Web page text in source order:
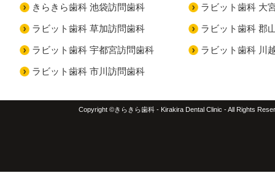
きらきら歯科 池袋訪問歯科 ラビット歯科 大
ラビット歯科 草加訪問歯科 ラビット歯科 郡
ラビット歯科 宇都宮訪問歯科 ラビット歯科 川
ラビット歯科 市川訪問歯科
Copyright ©きらきら歯科 - Kirakira Dental Clinic - All Rights